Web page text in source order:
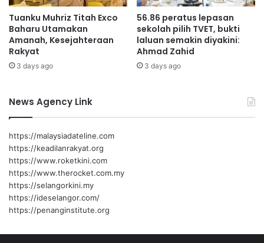
u
n
i
t
i
a
e
m
a
s
Tuanku Muhriz Titah Exco
Baharu Utamakan
Amanah, Kesejahteraan
Rakyat
3 days ago
56.86 peratus lepasan
sekolah pilih TVET, bukti
laluan semakin diyakini:
Ahmad Zahid
3 days ago
News Agency Link
https://malaysiadateline.com
https://keadilanrakyat.org
https://www.roketkini.com
https://www.therocket.com.my
https://selangorkini.my
https://ideselangor.com/
https://penanginstitute.org